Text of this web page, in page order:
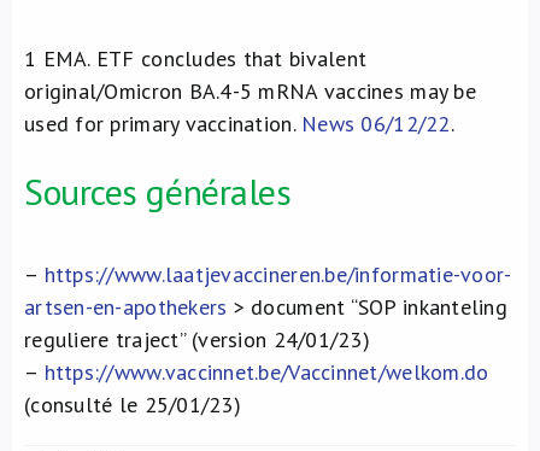
1 EMA. ETF concludes that bivalent
original/Omicron BA.4-5 mRNA vaccines may be
used for primary vaccination. News 06/12/22.
Sources générales
– https://www.laatjevaccineren.be/informatie-voor-
artsen-en-apothekers > document “SOP inkanteling
reguliere traject” (version 24/01/23)
– https://www.vaccinnet.be/Vaccinnet/welkom.do
(consulté le 25/01/23)